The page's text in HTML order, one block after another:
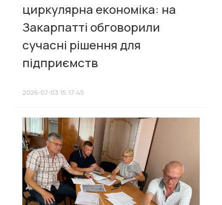
циркулярна економіка: на
Закарпатті обговорили
сучасні рішення для
підприємств
2026-07-03 15:17:45